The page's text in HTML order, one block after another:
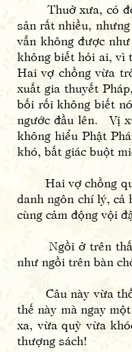
Thuở xưa, có đôi
sản rất nhiều,
vẫn không được
không biết hỏi ai, vì
Hai vợ chồng vừa
xuất gia thuyết
bối rối không biết
ngước đầu lên. Vị
không hiểu Phật
khó, bất giác buột
Hai vợ chồng quỳ
danh ngôn chí lý,
cùng cảm động vội
Ngồi ở trên thấy
như ngồi trên bàn
Câu này vừa thốt
thế này mà ngay
xa, vừa quỳ vừa
thượng sách!